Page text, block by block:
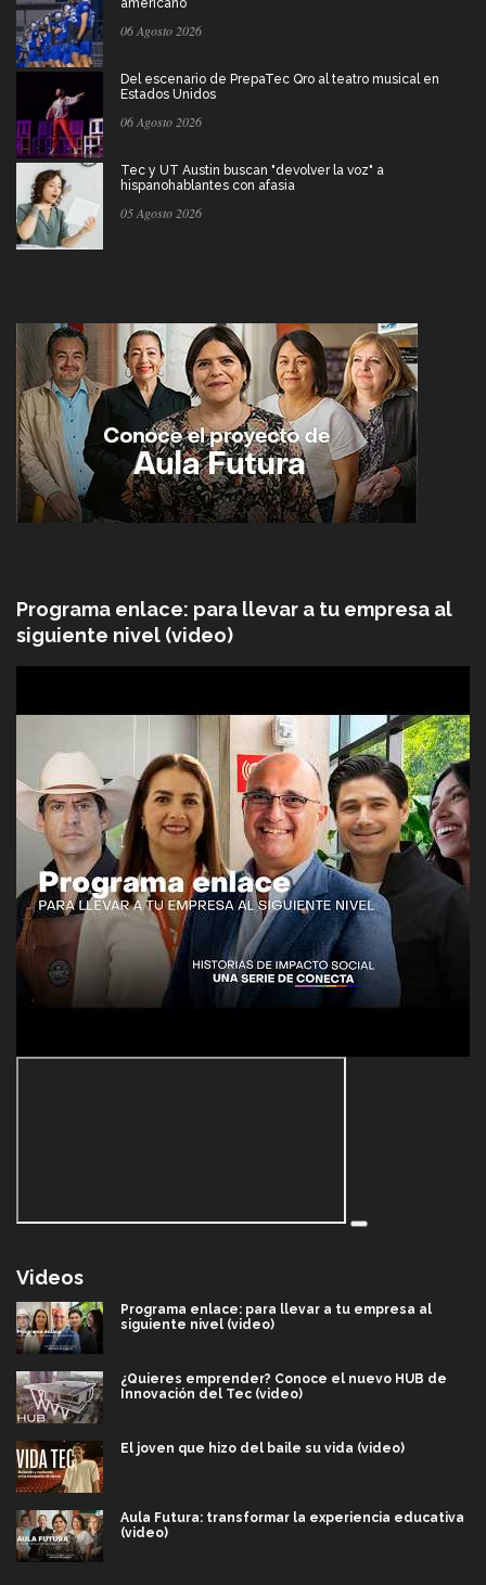
06 Agosto 2026
Del escenario de PrepaTec Qro al teatro musical en
Estados Unidos
06 Agosto 2026
Tec y UT Austin buscan "devolver la voz" a
hispanohablantes con afasia
05 Agosto 2026
Programa enlace: para llevar a tu empresa al
siguiente nivel (video)
Videos
Programa enlace: para llevar a tu empresa al
siguiente nivel (video)
¿Quieres emprender? Conoce el nuevo HUB de
Innovación del Tec (video)
El joven que hizo del baile su vida (video)
Aula Futura: transformar la experiencia educativa
(video)